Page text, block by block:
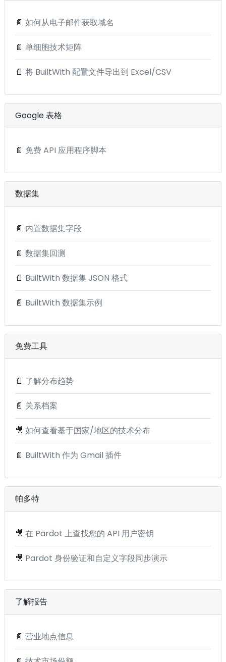
📄 如何从电子邮件获取域名
📄 单细胞技术矩阵
📄 将 BuiltWith 配置文件导出到 Excel/CSV
Google 表格
📄 免费 API 应用程序脚本
数据集
📄 内置数据集字段
📄 数据集回测
📄 BuiltWith 数据集 JSON 格式
📄 BuiltWith 数据集示例
免费工具
📄 了解分布趋势
📄 关系档案
🎥 如何查看基于国家/地区的技术分布
📄 BuiltWith 作为 Gmail 插件
帕多特
🎥 在 Pardot 上查找您的 API 用户密钥
🎥 Pardot 身份验证和自定义字段同步演示
了解报告
📄 营业地点信息